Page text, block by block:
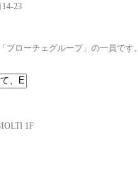
23
ブローチェグループ」の一員です。
1F